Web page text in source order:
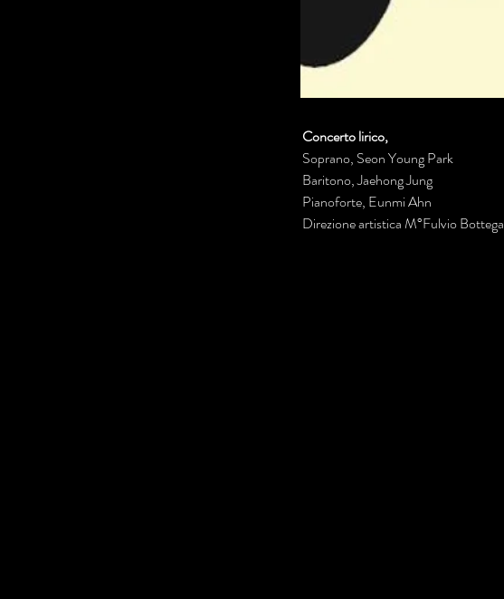
Concerto lirico,
Soprano, Seon Young Park
Baritono, Jaehong Jung
Pianoforte, Eunmi Ahn
Direzione artistica M°Fulvio Bottega